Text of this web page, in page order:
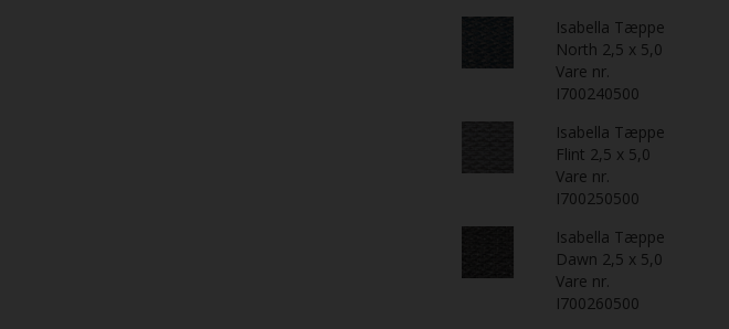
Isabella Tæppe
North 2,5 x 5,0
Vare nr.
I700240500
Isabella Tæppe
Flint 2,5 x 5,0
Vare nr.
I700250500
Isabella Tæppe
Dawn 2,5 x 5,0
Vare nr.
I700260500